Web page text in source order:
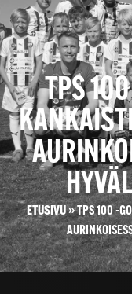
TPS
ETUSIVU»TPS 100 -